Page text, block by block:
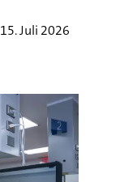
15. Juli 2026